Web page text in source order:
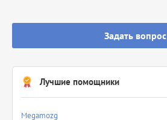
Задать вопрос
Лучшие помощники
Megamozg